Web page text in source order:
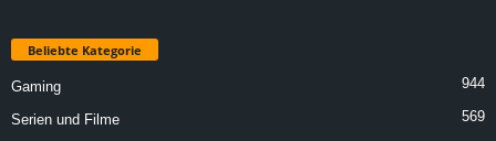
Beliebte Kategorie
Gaming 944
Serien und Filme 569